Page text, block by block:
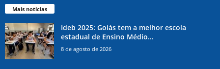
Mais notícias
Ideb 2025: Goiás tem a melhor escola
estadual de Ensino Médio...
8 de agosto de 2026